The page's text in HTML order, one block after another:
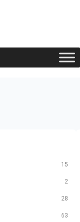
15
2
28
63